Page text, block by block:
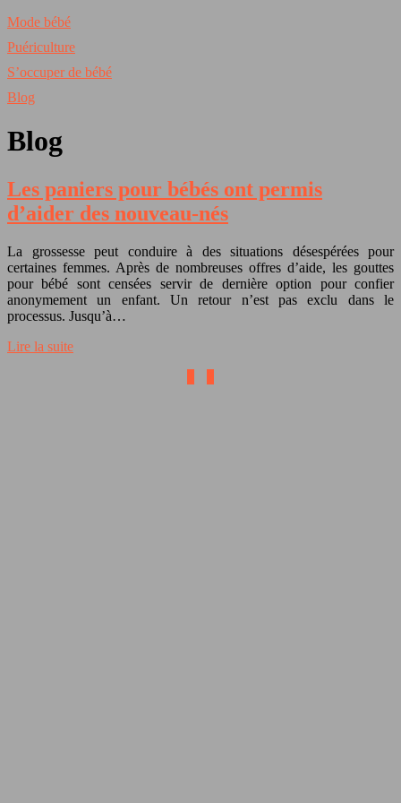
Mode bébé
Puériculture
S’occuper de bébé
Blog
Blog
Les paniers pour bébés ont permis
d’aider des nouveau-nés
La grossesse peut conduire à des situations désespérées pour
certaines femmes. Après de nombreuses offres d’aide, les gouttes
pour bébé sont censées servir de dernière option pour confier
anonymement un enfant. Un retour n’est pas exclu dans le
processus. Jusqu’à…
Lire la suite